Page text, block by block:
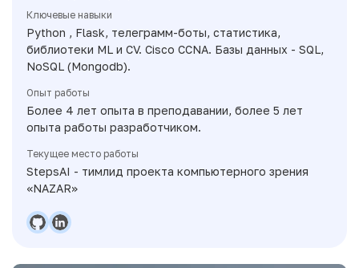
Ключевые навыки
Python , Flask, телеграмм-боты, статистика,
библиотеки ML и CV. Cisco CCNA. Базы данных - SQL,
NoSQL (Mongodb).
Опыт работы
Более 4 лет опыта в преподавании, более 5 лет
опыта работы разработчиком.
Текущее место работы
StepsAI - тимлид проекта компьютерного зрения
«NAZAR»